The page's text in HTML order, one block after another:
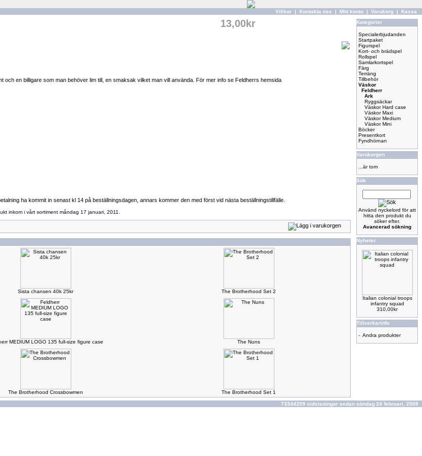
Villkor | Kontakta oss | Mitt konto | Varukorg | Kassa
13,00kr
en billigare som man behöver lim till, en smaksak vilket man vill använda. För mer info se Feldherrs hemsida
ha kommit in senast kl 14 på beställningsdagen, annars kommer den med först vid nästa beställningstillfälle.
inkom i vårt sortiment måndag 17 januari, 2011.
Sista chansen 40k 25kr The Brotherhood Set 2
MEDIUM LOGO 135 full-size figure case The Nuns
The Brotherhood Crossbowmen The Brotherhood Set 1
Kategorier
Specialerbjudanden
Startpaket
Figurspel
Kort- och brädspel
Rollspel
Samlarkortspel
Färg
Terräng
Tillbehör
Väskor
Feldherr
Ark
Ryggsäckar
Väskor Hard case
Väskor Maxi
Väskor Medium
Väskor Mini
Böcker
Presentkort
Fyndhörnan
Varukorgen
...är tom
Sök
Använd nyckelord för att
hitta den produkt du
söker efter.
Avancerad sökning
Nyheter.
Italian colonial troops
infantry squad
310,00kr
Tillverkarinfo
- Andra produkter
73344209 sidvisningar sedan söndag 24 februari, 2008